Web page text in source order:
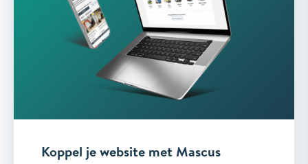
Koppel je website met Mascus